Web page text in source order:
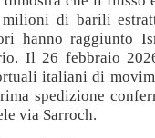
di barili
hanno raggiunto
Il 26 febbraio
italiani di
spedizione
via Sarroch.